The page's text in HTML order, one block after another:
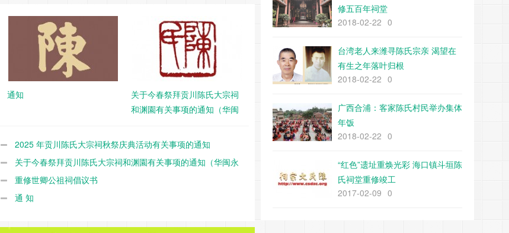
通知
关于今春祭拜贡川陈氏大宗祠
和渊園有关事项的通知（华闽
安默堂文研会）丶永安大易陈
心）
2025 年贡川陈氏大宗祠秋祭庆典活动有关事项的通知
关于今春祭拜贡川陈氏大宗祠和渊園有关事项的通知（华闽永
安默堂陈联谊总会 （闽台永安默堂文研会）丶永安大易陈氏会、
闽台永安渊園文保中心）
重修世卿公祖祠倡议书
通 知
修五百年祠堂
2018-02-22 0
台湾老人来潍寻陈氏宗亲 渴望在
有生之年落叶归根
2018-02-22 0
广西合浦：客家陈氏村民举办集体
年饭
2018-02-22 0
“红色”遗址重焕光彩 海口镇斗垣陈
氏祠堂重修竣工
2017-02-09 0